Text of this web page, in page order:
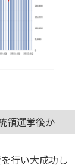
領選挙後か
行い大成功し